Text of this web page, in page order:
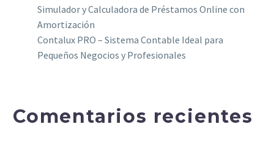
Simulador y Calculadora de Préstamos Online con
Amortización
Contalux PRO – Sistema Contable Ideal para
Pequeños Negocios y Profesionales
Comentarios recientes